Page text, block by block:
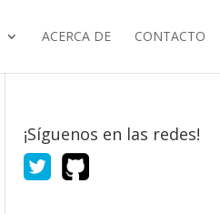
ACERCA DE CONTACTO
¡Síguenos en las redes!